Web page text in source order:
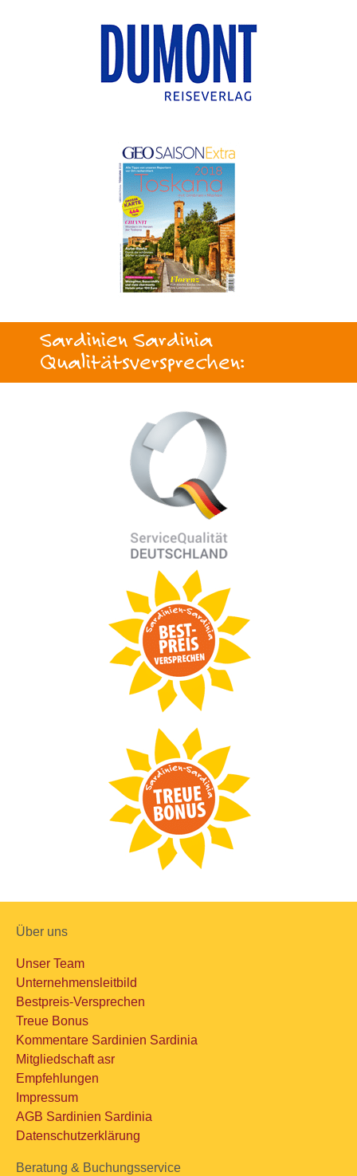
Sardinien Sardinia
Qualitätsversprechen:
Über uns
Unser Team
Unternehmensleitbild
Bestpreis-Versprechen
Treue Bonus
Kommentare Sardinien Sardinia
Mitgliedschaft asr
Empfehlungen
Impressum
AGB Sardinien Sardinia
Datenschutzerklärung
Beratung & Buchungsservice